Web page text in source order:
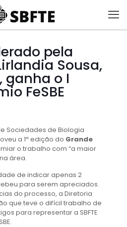
pela
Sousa,
ganha o I
FeSBE
Sociedades de Biologia
a 1ª edição do Grande
o trabalho com “a maior
área.
de indicar apenas 2
para serem apreciados.
do processo, a Diretoria
que teve o difícil trabalho de
para representar a SBFTE